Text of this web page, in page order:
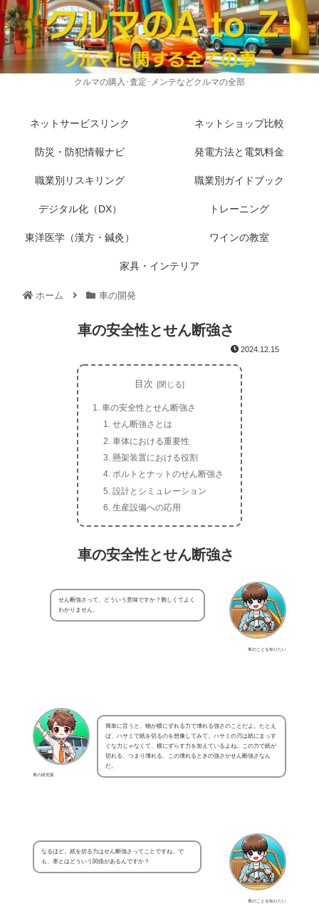
クルマの購入･査定･メンテなどクルマの全部
ネットサービスリンク ネットショップ比較
防災・防犯情報ナビ 発電方法と電気料金
職業別リスキリング 職業別ガイドブック
デジタル化（DX） トレーニング
東洋医学（漢方・鍼灸） ワインの教室
家具・インテリア
ホーム 車の開発
車の安全性とせん断強さ
2024.12.15
目次
車の安全性とせん断強さ
せん断強さとは
車体における重要性
懸架装置における役割
ボルトとナットのせん断強さ
設計とシミュレーション
生産設備への応用
車の安全性とせん断強さ
車のことを知りたい
せん断強さって、どういう意味ですか？難しくてよく
わかりません。
車の研究家
簡単に言うと、物が横にずれる力で壊れる強さのことだよ。たとえ
ば、ハサミで紙を切るのを想像してみて。ハサミの刃は紙にまっす
ぐな力じゃなくて、横にずらす力を加えているよね。この力で紙が
切れる、つまり壊れる。この壊れるときの強さがせん断強さなん
だ。
車のことを知りたい
なるほど。紙を切る力はせん断強さってことですね。で
も、車とはどういう関係があるんですか？